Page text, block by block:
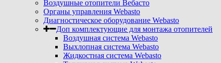
Воздушные отопители Вебасто
Органы управления Webasto
Диагностическое оборудование Webasto
Доп комплектующие для монтажа отопителей
Воздушная система Webasto
Выхлопная система Webasto
Жидкостная система Webasto